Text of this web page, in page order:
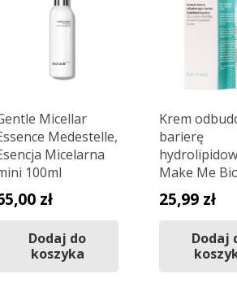
Micellar
Medestelle,
Micelarna
100ml
zł
Dodaj do
koszyka
Krem
barierę
Make Me
25,99 zł
Dodaj